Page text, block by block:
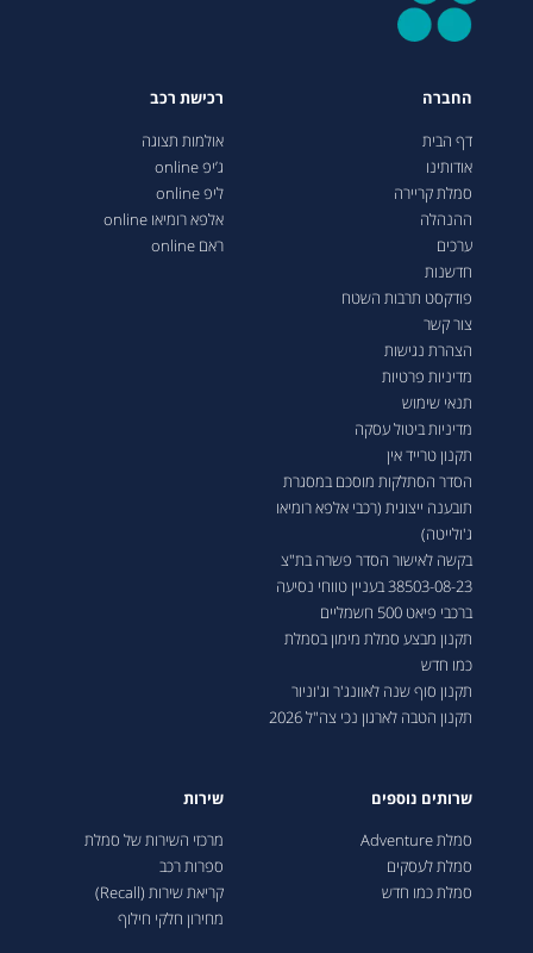
החברה
דף הבית
אודותינו
סמלת קריירה
ההנהלה
ערכים
חדשנות
פודקסט תרבות השטח
צור קשר
הצהרת נגישות
מדיניות פרטיות
תנאי שימוש
מדיניות ביטול עסקה
תקנון טרייד אין
הסדר הסתלקות מוסכם במסגרת
תובענה ייצוגית (רכבי אלפא רומיאו
ג'ולייטה)
בקשה לאישור הסדר פשרה בת"צ
38503-08-23 בעניין טווחי נסיעה
ברכבי פיאט 500 חשמליים
תקנון מבצע סמלת מימון בסמלת
כמו חדש
תקנון סוף שנה לאוונג'ר וג'וניור
תקנון הטבה לארגון נכי צה"ל 2026
רכישת רכב
אולמות תצוגה
ג’יפ online
ליפ online
אלפא רומיאו online
ראם online
שרותים נוספים
סמלת Adventure
סמלת לעסקים
סמלת כמו חדש
שירות
מרכזי השירות של סמלת
ספרות רכב
קריאת שירות (Recall)
מחירון חלקי חילוף